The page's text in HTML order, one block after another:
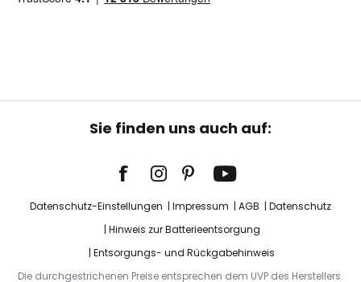
Sie finden uns auch auf:
Datenschutz-Einstellungen Impressum AGB
Datenschutz
Hinweis zur Batterieentsorgung
Entsorgungs- und Rückgabehinweis
Die durchgestrichenen Preise entsprechen dem UVP des Herstellers.